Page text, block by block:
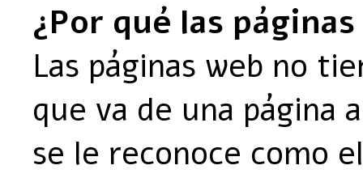
¿Por qué las
Las páginas web no
que va de una página
se le reconoce como